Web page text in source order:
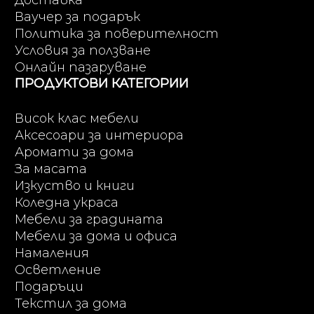
Ваучер за подарък
Политика за поверителност
Условия за ползване
Онлайн пазаруване
ПРОДУКТОВИ КАТЕГОРИИ
Висок клас мебели
Аксесоари за интериора
Аромати за дома
За масата
Изкуство и книги
Коледна украса
Мебели за градината
Мебели за дома и офиса
Намаления
Осветление
Подаръци
Текстил за дома